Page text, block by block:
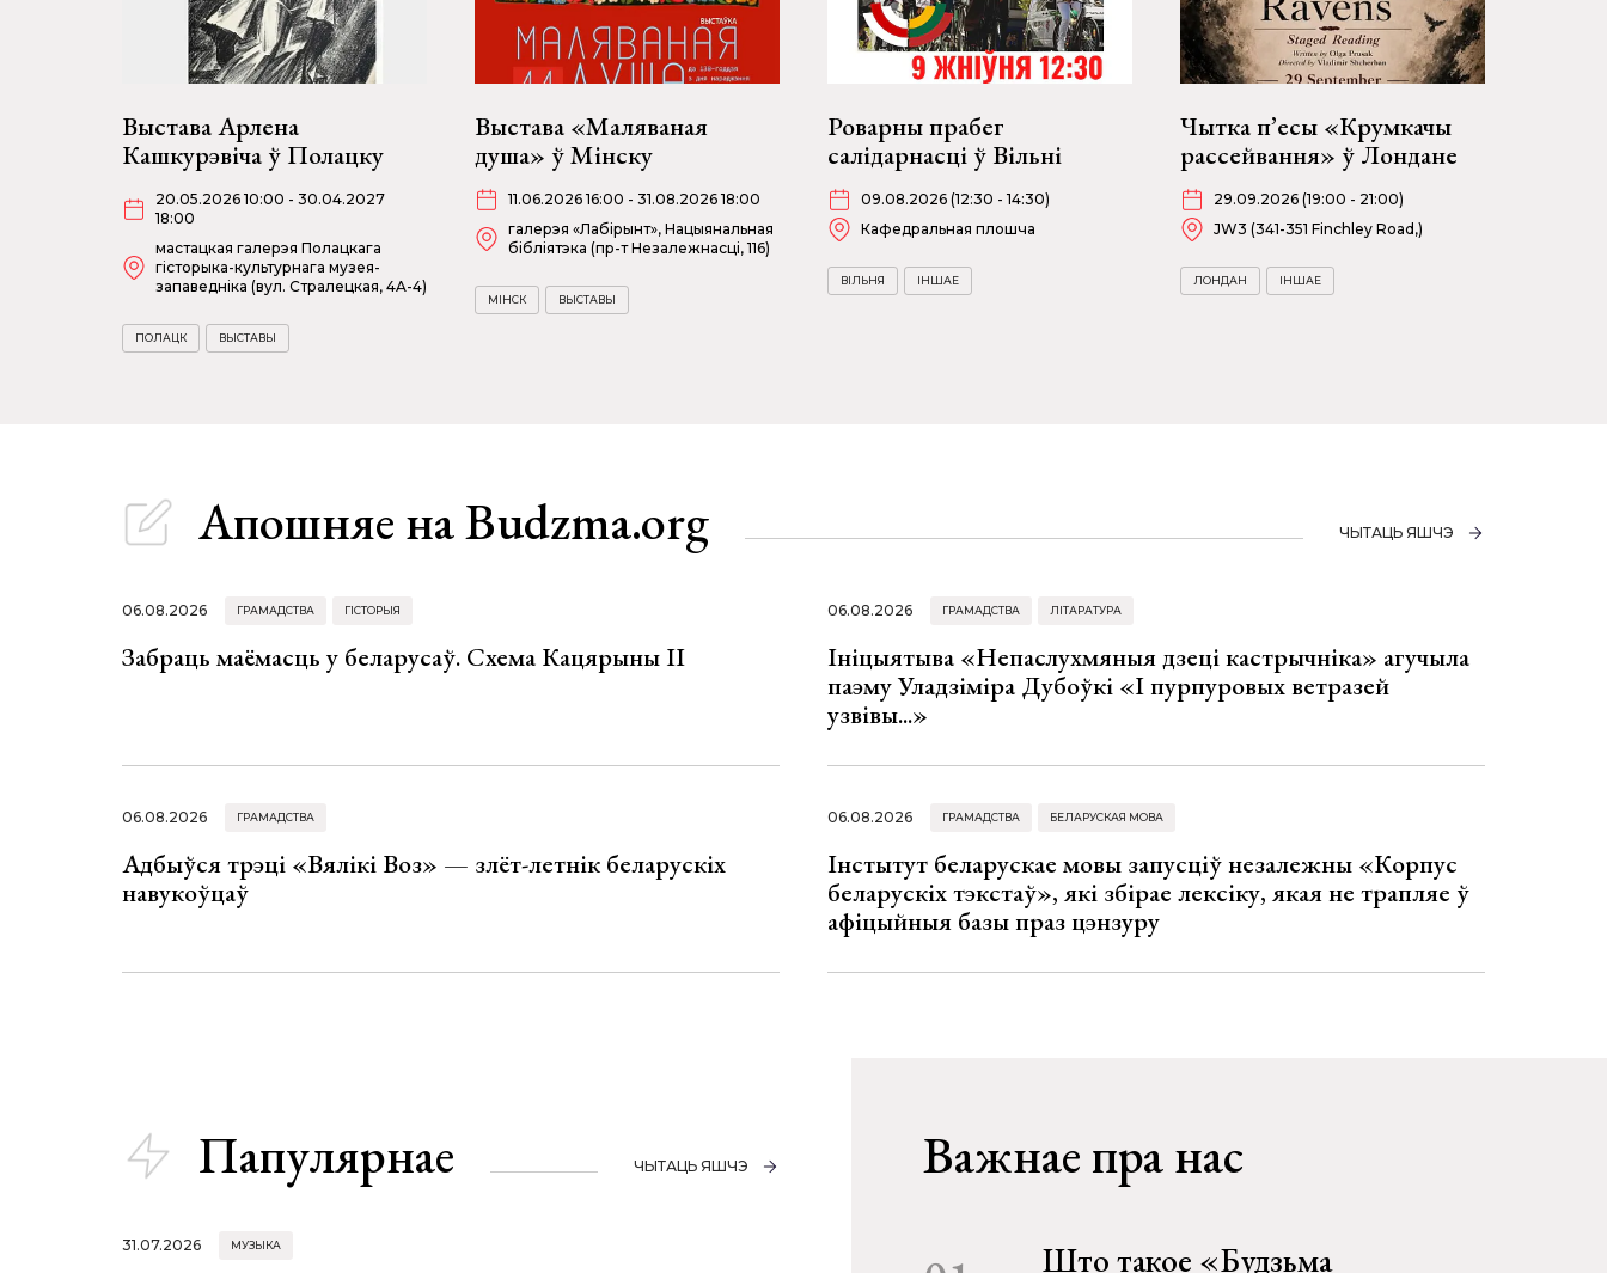
Выстава Арлена
Кашкурэвіча ў Полацку
20.05.2026 10:00 - 30.04.2027
18:00
мастацкая галерэя Полацкага
гісторыка-культурнага музея-
запаведніка (вул. Стралецкая, 4A-4)
ПОЛАЦК ВЫСТАВЫ
Выстава «Маляваная
душа» ў Мінску
11.06.2026 16:00 - 31.08.2026 18:00
галерэя «Лабірынт», Нацыянальная
бібліятэка (пр-т Незалежнасці, 116)
МІНСК ВЫСТАВЫ
Роварны прабег
салідарнасці ў Вільні
09.08.2026 (12:30 - 14:30)
Кафедральная плошча
ВІЛЬНЯ ІНШАЕ
Чытка п’есы «Крумкачы
рассейвання» ў Лондане
29.09.2026 (19:00 - 21:00)
JW3 (341-351 Finchley Road,)
ЛОНДАН ІНШАЕ
Апошняе на Budzma.org ЧЫТАЦЬ ЯШЧЭ
06.08.2026 ГРАМАДСТВА ГІСТОРЫЯ
Забраць маёмасць у беларусаў. Схема Кацярыны ІІ
06.08.2026 ГРАМАДСТВА ЛІТАРАТУРА
Ініцыятыва «Непаслухмяныя дзеці кастрычніка» агучыла
паэму Уладзіміра Дубоўкі «І пурпуровых ветразей
узвівы...»
06.08.2026 ГРАМАДСТВА
Адбыўся трэці «Вялікі Воз» — злёт-летнік беларускіх
навукоўцаў
06.08.2026 ГРАМАДСТВА БЕЛАРУСКАЯ МОВА
Інстытут беларускае мовы запусціў незалежны «Корпус
беларускіх тэкстаў», які збірае лексіку, якая не трапляе ў
афіцыйныя базы праз цэнзуру
Папулярнае ЧЫТАЦЬ ЯШЧЭ
31.07.2026 МУЗЫКА
Важнае пра нас
Што такое «Будзьма